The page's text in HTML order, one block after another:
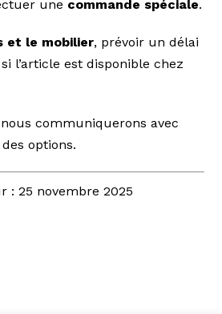
une commande spéciale.
et le mobilier, prévoir un délai
si l’article est disponible chez
communiquerons avec
options.
: 25 novembre 2025